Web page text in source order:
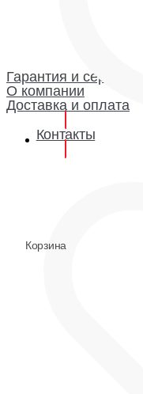
Гарантия и сервис
О компании
Доставка и оплата
Контакты
Корзина